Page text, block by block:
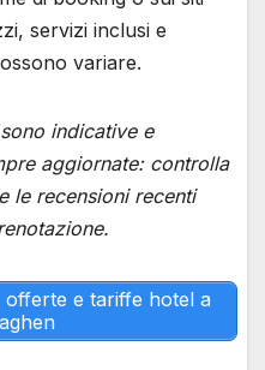
servizi inclusi e
variare.
indicative e
aggiornate: controlla
le recensioni recenti
offerte e tariffe hotel a